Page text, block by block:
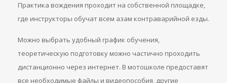
Практика вождения проходит на собственной площадке,
где инструкторы обучат всем азам контраварийной езды.
Можно выбрать удобный график обучения,
теоретическую подготовку можно частично проходить
дистанционно через интернет. В мотошколе предоставят
все необходимые файлы и видеопособия, другие